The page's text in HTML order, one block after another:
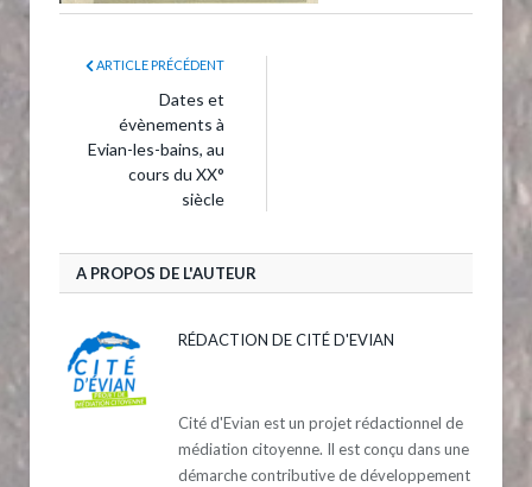
ARTICLE PRÉCÉDENT
Dates et
évènements à
Evian-les-bains, au
cours du XX°
siècle
A PROPOS DE L'AUTEUR
RÉDACTION DE CITÉ D'EVIAN
Cité d'Evian est un projet rédactionnel de
médiation citoyenne. Il est conçu dans une
démarche contributive de développement